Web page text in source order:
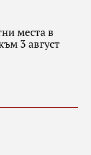
места в
3 август